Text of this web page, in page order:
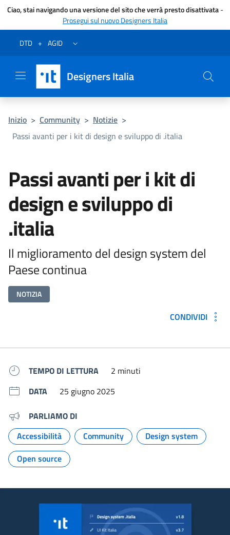
Ciao, stai navigando una versione del sito che verrà presto disattivata-
Prosegui sul nuovo Designers Italia
Vai al menu
Vai al contenuto
Questa pagina è stata utile?
Vai al piede
Dichiarazione di accessibilità (link esterno su sito AgID)
DTD + AGID Apri/chiudi menu secondario
Designers Italia
Inizio > Community > Notizie >
Passi avanti per i kit di design e sviluppo di .italia
Passi avanti per i kit di
design e sviluppo di
.italia
Il miglioramento del design system del
Paese continua
NOTIZIA
CONDIVIDI
TEMPO DI LETTURA
2 minuti
DATA
25 giugno 2025
PARLIAMO DI
Argomento:
Accessibilità
Argomento:
Community
Argomento:
Design system
Argomento:
Open source